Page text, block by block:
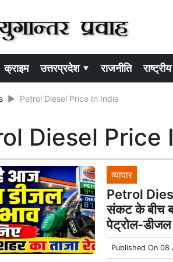
क्राइम उत्तरप्रदेश ▾ राजनीति राष्ट्रीय
Petrol Diesel Price In India
Diesel Price
व्यापार
Petrol
संकट के बीच
पेट्रोल-डीजल
Published On 08